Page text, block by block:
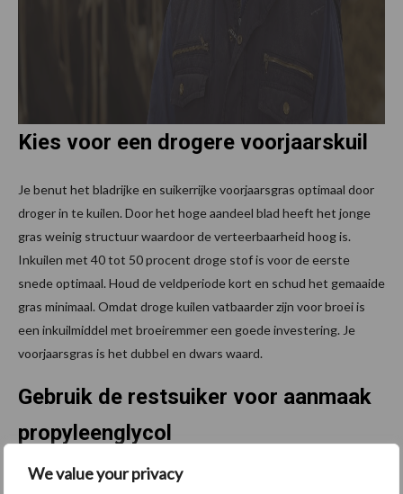
We value your privacy
Kies voor een drogere voorjaarskuil
Je benut het bladrijke en suikerrijke voorjaarsgras optimaal door
droger in te kuilen. Door het hoge aandeel blad heeft het jonge
gras weinig structuur waardoor de verteerbaarheid hoog is.
Inkuilen met 40 tot 50 procent droge stof is voor de eerste
snede optimaal. Houd de veldperiode kort en schud het gemaaide
gras minimaal. Omdat droge kuilen vatbaarder zijn voor broei is
een inkuilmiddel met broeiremmer een goede investering. Je
voorjaarsgras is het dubbel en dwars waard.
Gebruik de restsuiker voor aanmaak
propyleenglycol
De restsuiker in je graskuil kun je omzetten naar de gezonde